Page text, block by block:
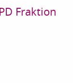
Fraktion